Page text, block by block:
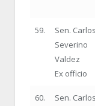
59.
Sen.
Severino
Valdez
Ex officio
60.
Sen.